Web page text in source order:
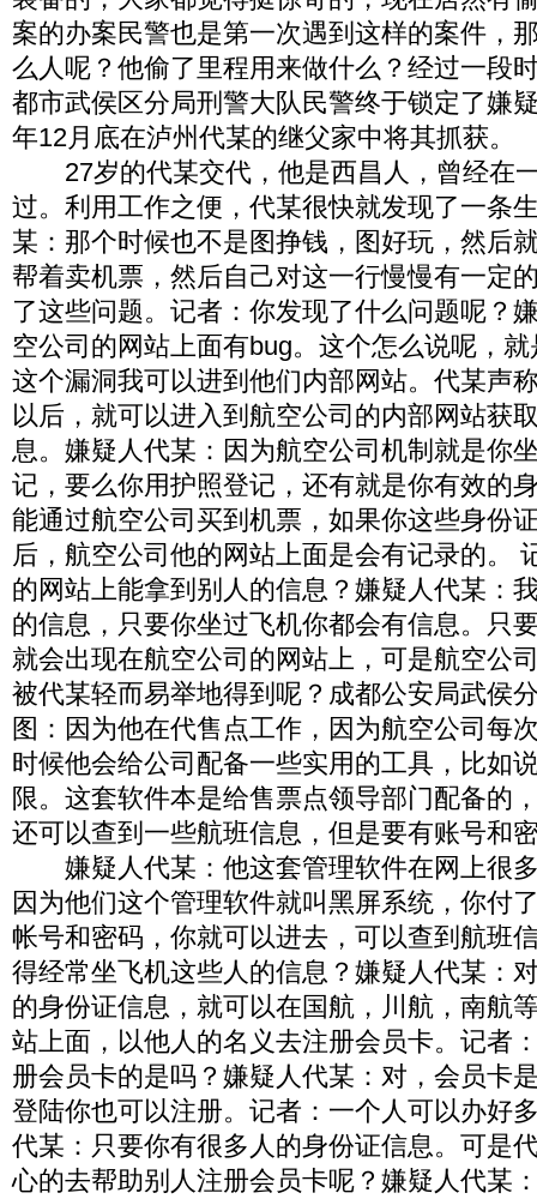
案的办案民警也是第一次遇到这样的案件，
么人呢？他偷了里程用来做什么？经过一段
都市武侯区分局刑警大队民警终于锁定了嫌
年12月底在泸州代某的继父家中将其抓获。
27岁的代某交代，他是西昌人，曾经在
过。利用工作之便，代某很快就发现了一条
某：那个时候也不是图挣钱，图好玩，然后
帮着卖机票，然后自己对这一行慢慢有一定
了这些问题。记者：你发现了什么问题呢？
空公司的网站上面有bug。这个怎么说呢，
这个漏洞我可以进到他们内部网站。代某声
以后，就可以进入到航空公司的内部网站获
息。嫌疑人代某：因为航空公司机制就是你
记，要么你用护照登记，还有就是你有效的
能通过航空公司买到机票，如果你这些身份
后，航空公司他的网站上面是会有记录的。
的网站上能拿到别人的信息？嫌疑人代某：
的信息，只要你坐过飞机你都会有信息。只
就会出现在航空公司的网站上，可是航空公
被代某轻而易举地得到呢？成都公安局武侯
图：因为他在代售点工作，因为航空公司每
时候他会给公司配备一些实用的工具，比如
限。这套软件本是给售票点领导部门配备的
还可以查到一些航班信息，但是要有账号
嫌疑人代某：他这套管理软件在网上很
因为他们这个管理软件就叫黑屏系统，你付
帐号和密码，你就可以进去，可以查到航班
得经常坐飞机这些人的信息？嫌疑人代某：
的身份证信息，就可以在国航，川航，南航
站上面，以他人的名义去注册会员卡。记者
册会员卡的是吗？嫌疑人代某：对，会员卡
登陆你也可以注册。记者：一个人可以办好
代某：只要你有很多人的身份证信息。可是
心的去帮助别人注册会员卡呢？嫌疑人代某